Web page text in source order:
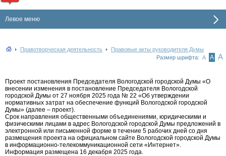
Левое меню
Правотворческая деятельность
Правовые акты руководителя Думы
Размер шрифта: А А А
Проект постановления Председателя Вологодской городской Думы «О
внесении изменения в постановление Председателя Вологодской
городской Думы от 27 ноября 2025 года № 22 «Об утверждении
нормативных затрат на обеспечение функций Вологодской городской
Думы» (далее – проект).
Срок направления общественными объединениями, юридическими и
физическими лицами в адрес Вологодской городской Думы предложений в
электронной или письменной форме в течение 5 рабочих дней со дня
размещения проекта на официальном сайте Вологодской городской Думы
в информационно-телекоммуникационной сети «Интернет».
Информация размещена 16 декабря 2025 года.